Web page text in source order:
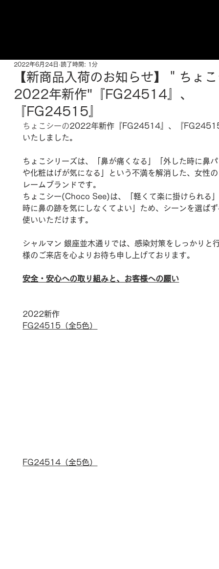
【新商品入荷のお知らせ】＂ちょ
2022年新作"『FG24514』、
『FG24515』
2022年6月24日 読了時間: 1分
ちょこシーの2022年新作『FG24514』、『
いたしました。
ちょこシリーズは、「鼻が痛くなる」「外した時に鼻
や化粧はげが気になる」という不満を解消した、女性
レームブランドです。
ちょこシー(Choco See)は、「軽くて楽に掛けられる
時に鼻の跡を気にしなくてよい」ため、シーンを選ば
使いいただけます。
シャルマン 銀座並木通りでは、感染対策をしっかりと
様のご来店を心よりお待ち申し上げております。
安全・安心への取り組みと、お客様への願い
2022新作
FG24515（全5色）
FG24514（全5色）